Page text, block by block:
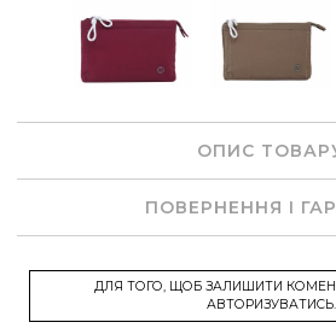
ОПИС
ПОВЕРНЕННЯ І
ДЛЯ ТОГО, ЩОБ ЗАЛИШИТИ
АВТОРИЗУВАТИСЬ.